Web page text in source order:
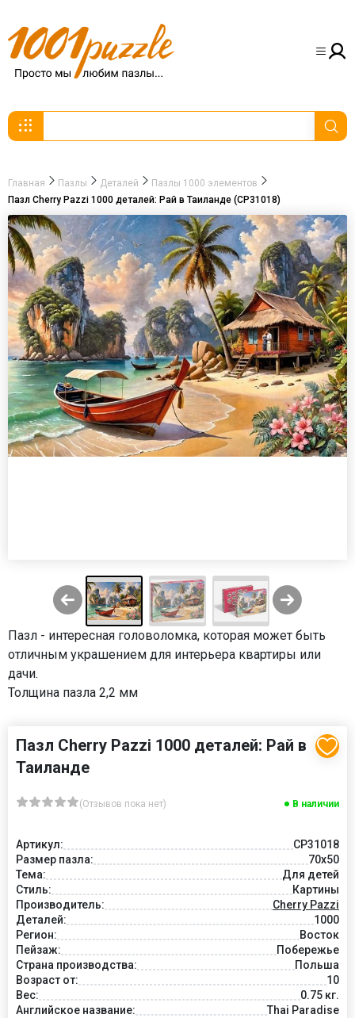
Главная Пазлы Деталей
Пазлы 1000 элементов
Пазл Cherry Pazzi 1000 деталей: Рай в Таиланде (CP31018)
Пазл - интересная головоломка, которая может быть
отличным украшением для интерьера квартиры или
дачи.
Толщина пазла 2,2 мм
Пазл Cherry Pazzi 1000 деталей: Рай в
Таиланде
(Отзывов пока нет) В наличии
Артикул:
CP31018
Размер пазла:
70x50
Тема:
Для детей
Стиль:
Картины
Производитель:
Cherry Pazzi
Деталей:
1000
Регион:
Восток
Пейзаж:
Побережье
Страна производства:
Польша
Возраст от:
10
Вес:
0.75 кг.
Английское название:
Thai Paradise